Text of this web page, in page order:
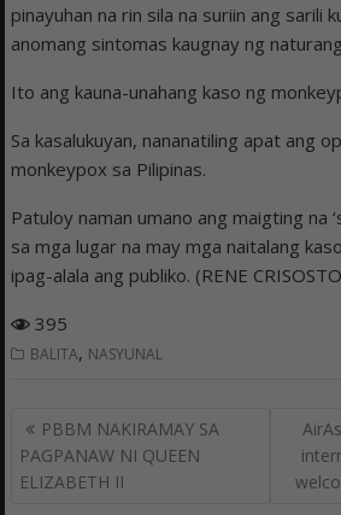
pinayuhan na rin sila na suriin ang sarili
anomang sintomas kaugnay ng
Ito ang kauna-unahang kaso ng
Sa kasalukuyan, nananatiling apat ang
monkeypox sa Pilipinas.
Patuloy naman umano ang maigting na
sa mga lugar na may mga naitalang
ipag-alala ang publiko. (RENE
395
BALITA, NASYUNAL
Post
navigation
PBBM NAKIRAMAY SA
PAGPANAW NI QUEEN
ELIZABETH II